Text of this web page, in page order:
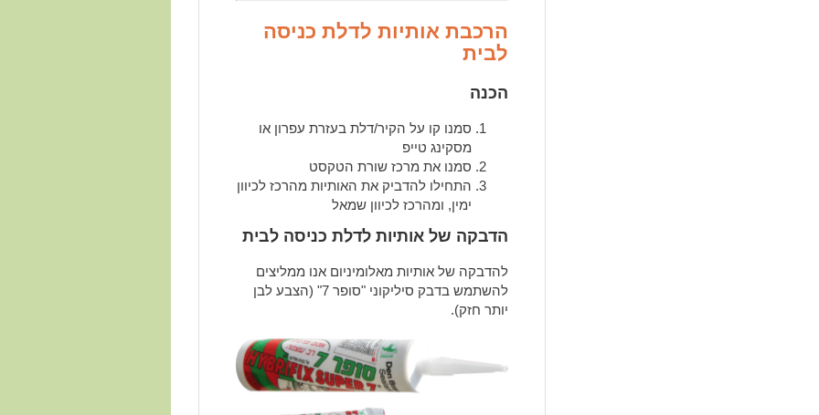
הרכבת אותיות לדלת כניסה
לבית
הכנה
סמנו קו על הקיר/דלת בעזרת עפרון או
מסקינג טייפ
סמנו את מרכז שורת הטקסט
התחילו להדביק את האותיות מהרכז לכיוון
ימין, ומהרכז לכיוון שמאל
הדבקה של אותיות לדלת כניסה לבית
להדבקה של אותיות מאלומיניום אנו ממליצים
להשתמש בדבק סיליקוני "סופר 7" (הצבע לבן
יותר חזק).